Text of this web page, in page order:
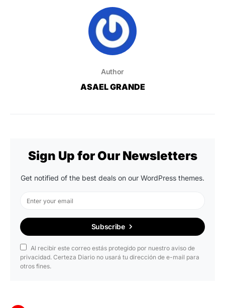
Author
ASAEL GRANDE
Sign Up for Our Newsletters
Get notified of the best deals on our WordPress themes.
Subscribe
Al recibir este correo estás protegido por nuestro aviso de
privacidad. Certeza Diario no usará tu dirección de e-mail para
otros fines.